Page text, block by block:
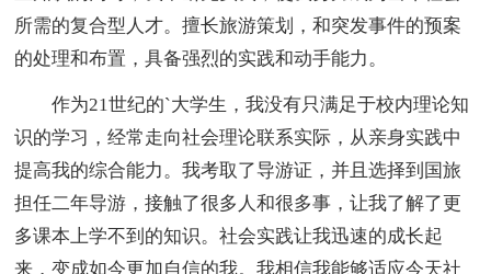
所需的复合型人才。擅长旅游策划，和突发事件的预案
的处理和布置，具备强烈的实践和动手能力。
作为21世纪的`大学生，我没有只满足于校内理论知
识的学习，经常走向社会理论联系实际，从亲身实践中
提高我的综合能力。我考取了导游证，并且选择到国旅
担任二年导游，接触了很多人和很多事，让我了解了更
多课本上学不到的知识。社会实践让我迅速的成长起
来，变成如今更加自信的我。我相信我能够适应今天社